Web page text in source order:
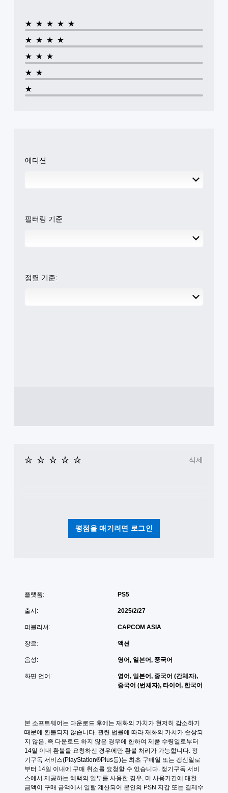
★★★★★
★★★★
★★★
★★
★
에디션
필터링 기준
정렬 기준:
평점을 매기려면 로그인
삭제
플랫폼: PS5
출시: 2025/2/27
퍼블리셔: CAPCOM ASIA
장르: 액션
음성: 영어, 일본어, 중국어
화면 언어:
영어, 일본어, 중국어 (간체자),
중국어 (번체자), 타이어, 한국어
본 소프트웨어는 다운로드 후에는 재화의 가치가 현저히 감소하기
때문에 환불되지 않습니다. 관련 법률에 따라 재화의 가치가 손상되
지 않은, 즉 다운로드 하지 않은 경우에 한하여 제품 수령일로부터
14일 이내 환불을 요청하신 경우에만 환불 처리가 가능합니다. 정
기구독 서비스(PlayStation®Plus등)는 최초 구매일 또는 갱신일로
부터 14일 이내에 구매 취소를 요청할 수 있습니다. 정기구독 서비
스에서 제공하는 혜택의 일부를 사용한 경우, 미 사용기간에 대한
금액이 구매 금액에서 일할 계산되어 본인의 PSN 지갑 또는 결제수